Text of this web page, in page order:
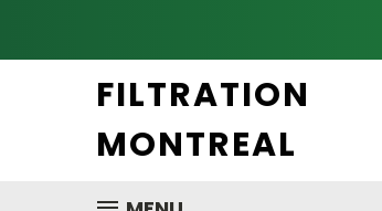
FILTRATION
MONTREAL